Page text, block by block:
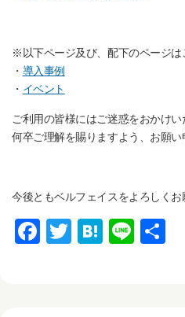
※以下ページ及び、配下のページは
・ 導入事例
・ イベント
ご利用の皆様にはご迷惑をおかけい
何卒ご理解を賜りますよう、お願い
今後ともベルフェイスをよろしくお
F
T
H
Li